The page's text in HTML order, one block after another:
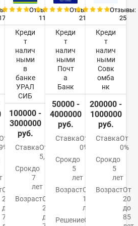
От
21
до
76
Отзывы:
11
Креди
т
налич
ными
в
банке
УРАЛ
СИБ
100000 -
3000000
руб.
СтавкаОт
5,5%
Срокдо
7
лет
ВозрастОт
23
до
Отзывы:
21
Креди
т
налич
ными
Почт
а
Банк
50000 -
4000000
руб.
СтавкаОт
0%
Срокдо
5
лет
ВозрастОт
18
лет
РешениеОт 1
Отзывы:
25
Креди
т
налич
ными
Совк
омба
нк
200000 -
1000000
руб.
СтавкаОт
0%
Срокдо
5
лет
ВозрастОт
20
до
85